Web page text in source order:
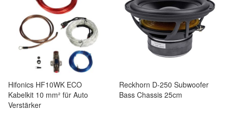
Hifonics HF10WK ECO
Kabelkit 10 mm² für Auto
Verstärker
Reckhorn D-250 Subwoofer
Bass Chassis 25cm